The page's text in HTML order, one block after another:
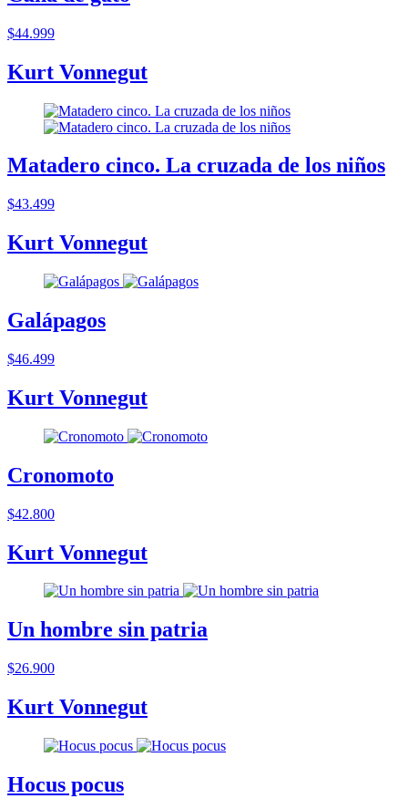
$44.999
Kurt Vonnegut
Matadero cinco. La cruzada de los niños
$43.499
Kurt Vonnegut
Galápagos
$46.499
Kurt Vonnegut
Cronomoto
$42.800
Kurt Vonnegut
Un hombre sin patria
$26.900
Kurt Vonnegut
Hocus pocus